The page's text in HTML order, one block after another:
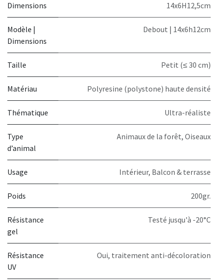
Dimensions 14x6H12,5cm
Modèle |
Dimensions
Debout | 14x6h12cm
Taille Petit (≤ 30 cm)
Matériau Polyresine (polystone) haute densité
Thématique Ultra-réaliste
Type
d’animal
Animaux de la forêt, Oiseaux
Usage Intérieur, Balcon & terrasse
Poids 200gr.
Résistance
gel
Testé jusqu'à -20°C
Résistance
UV
Oui, traitement anti-décoloration